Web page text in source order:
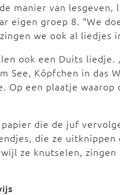
manier van
eigen groep 8. “We
we ook al liedjes
ook een Duits liedje.
See, Köpfchen in das
Op een plaatje
die de juf
die ze
ze knutselen,